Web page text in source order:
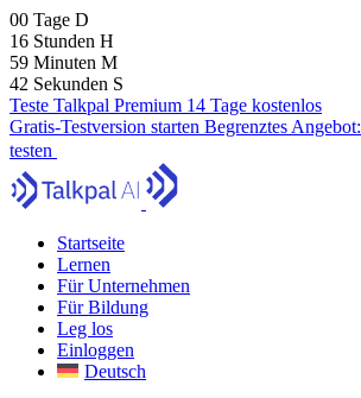
00 Tage D
16 Stunden H
59 Minuten M
41 Sekunden S
Teste Talkpal Premium 14 Tage kostenlos
Gratis-Testversion starten Begrenztes Angebot:
testen
Startseite
Lernen
Für Unternehmen
Für Bildung
Leg los
Einloggen
Deutsch